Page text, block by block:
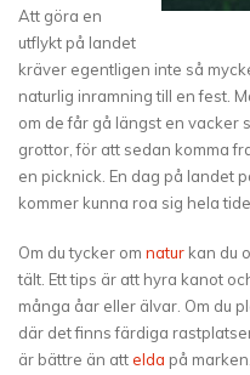
Att göra en
utflykt på landet
kräver egentligen inte så
naturlig inramning till en fest.
om de får gå längst en vacker
grottor, för att sedan komma
en picknick. En dag på landet
kommer kunna roa sig hela
Om du tycker om natur kan du
tält. Ett tips är att hyra kanot
många åar eller älvar. Om du
där det finns färdiga
är bättre än attelda på